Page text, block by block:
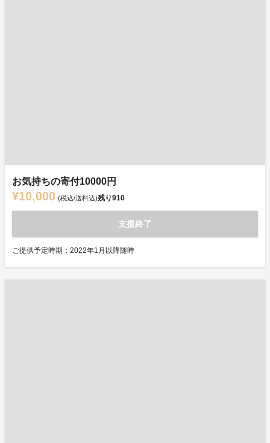
お気持ちの寄付10000円
¥10,000 (税込/送料込)残り910
支援終了
ご提供予定時期：2022年1月以降随時